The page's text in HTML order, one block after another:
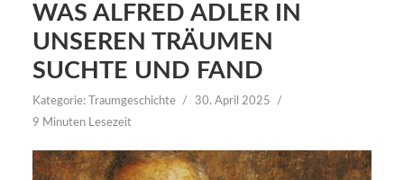
WAS ALFRED ADLER IN
UNSEREN TRÄUMEN
SUCHTE UND FAND
Kategorie: Traumgeschichte
30. April 2025
9 Minuten Lesezeit